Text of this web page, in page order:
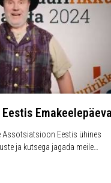
Assotsiatsioon Eestis ühines
ja kutsega jagada meile